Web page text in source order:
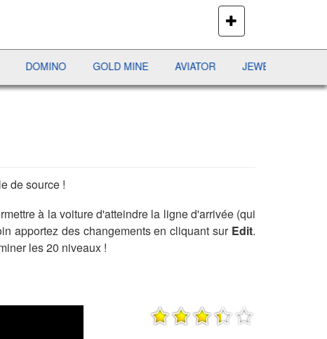
PLUS
DE
JEUX
GOLD MINE AVIATOR JEWEL PURSUIT
de source !
à la voiture d'atteindre la ligne d'arrivée (qui
apportez des changements en cliquant sur Edit.
les 20 niveaux !